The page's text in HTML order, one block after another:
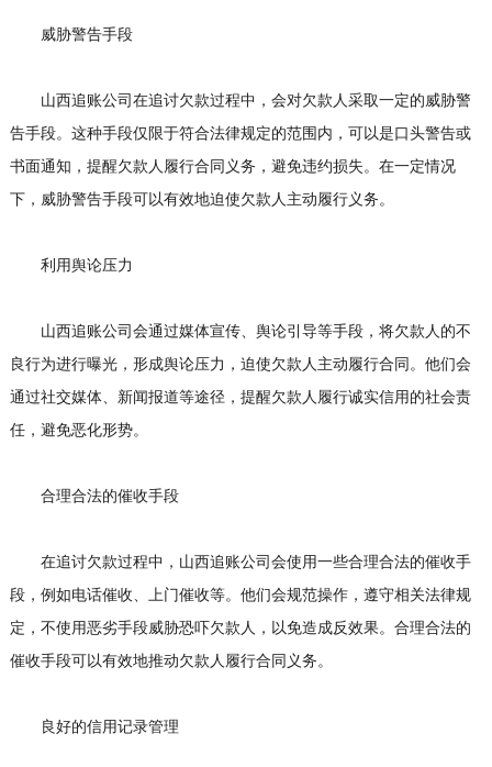
威胁警告手段
山西追账公司在追讨欠款过程中，会对欠款人采取一定的威胁警
告手段。这种手段仅限于符合法律规定的范围内，可以是口头警告或
书面通知，提醒欠款人履行合同义务，避免违约损失。在一定情况
下，威胁警告手段可以有效地迫使欠款人主动履行义务。
利用舆论压力
山西追账公司会通过媒体宣传、舆论引导等手段，将欠款人的不
良行为进行曝光，形成舆论压力，迫使欠款人主动履行合同。他们会
通过社交媒体、新闻报道等途径，提醒欠款人履行诚实信用的社会责
任，避免恶化形势。
合理合法的催收手段
在追讨欠款过程中，山西追账公司会使用一些合理合法的催收手
段，例如电话催收、上门催收等。他们会规范操作，遵守相关法律规
定，不使用恶劣手段威胁恐吓欠款人，以免造成反效果。合理合法的
催收手段可以有效地推动欠款人履行合同义务。
良好的信用记录管理